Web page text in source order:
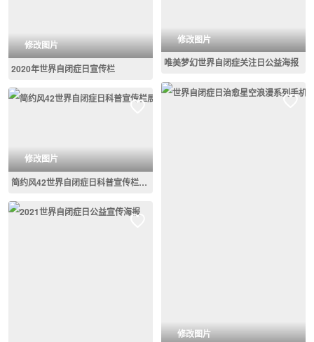
修改图片
2020年世界自闭症日宣传栏
修改图片
简约风42世界自闭症日科普宣传栏展板
修改图片
唯美梦幻世界自闭症关注日公益海报
修改图片